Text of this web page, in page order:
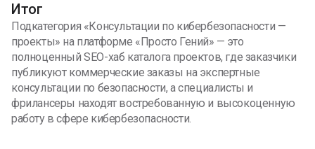
Итог
Подкатегория «Консультации по кибербезопасности —
проекты» на платформе «Просто Гений» — это
полноценный SEO-хаб каталога проектов, где заказчики
публикуют коммерческие заказы на экспертные
консультации по безопасности, а специалисты и
фрилансеры находят востребованную и высокоценную
работу в сфере кибербезопасности.